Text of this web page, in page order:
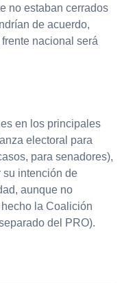
no estaban cerrados
de acuerdo,
nacional será
en los principales
electoral para
para senadores),
su intención de
aunque no
la Coalición
del PRO).